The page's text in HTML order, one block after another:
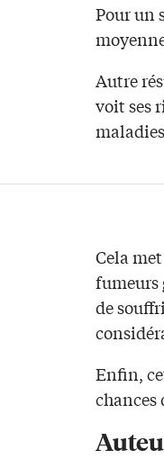
Pour un
Autre
voit ses
Cela
fumeurs
de
Enfin,
chances